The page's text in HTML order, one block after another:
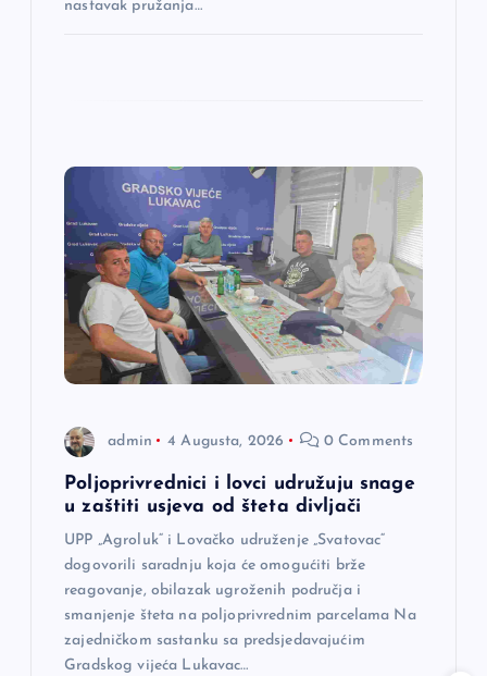
nastavak pružanja…
admin 4 Augusta, 2026 0 Comments
Poljoprivrednici i lovci udružuju snage
u zaštiti usjeva od šteta divljači
UPP „Agroluk“ i Lovačko udruženje „Svatovac“
dogovorili saradnju koja će omogućiti brže
reagovanje, obilazak ugroženih područja i
smanjenje šteta na poljoprivrednim parcelama Na
zajedničkom sastanku sa predsjedavajućim
Gradskog vijeća Lukavac…